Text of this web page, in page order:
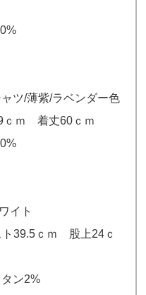
ツ/薄紫/ラベンダー色
ｃｍ 着丈60ｃｍ
イト
39.5ｃｍ 股上24ｃ
ン2%